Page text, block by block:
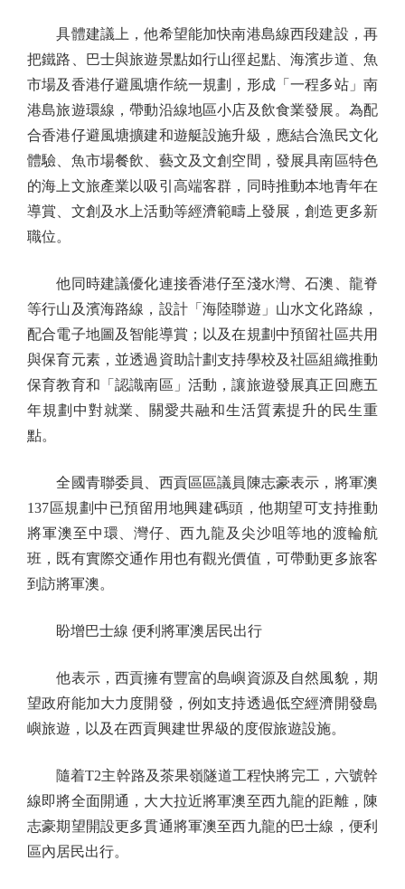
具體建議上，他希望能加快南港島線西段建設，再
把鐵路、巴士與旅遊景點如行山徑起點、海濱步道、魚
市場及香港仔避風塘作統一規劃，形成「一程多站」南
港島旅遊環線，帶動沿線地區小店及飲食業發展。為配
合香港仔避風塘擴建和遊艇設施升級，應結合漁民文化
體驗、魚市場餐飲、藝文及文創空間，發展具南區特色
的海上文旅產業以吸引高端客群，同時推動本地青年在
導賞、文創及水上活動等經濟範疇上發展，創造更多新
職位。
他同時建議優化連接香港仔至淺水灣、石澳、龍脊
等行山及濱海路線，設計「海陸聯遊」山水文化路線，
配合電子地圖及智能導賞；以及在規劃中預留社區共用
與保育元素，並透過資助計劃支持學校及社區組織推動
保育教育和「認識南區」活動，讓旅遊發展真正回應五
年規劃中對就業、關愛共融和生活質素提升的民生重
點。
全國青聯委員、西貢區區議員陳志豪表示，將軍澳
137區規劃中已預留用地興建碼頭，他期望可支持推動
將軍澳至中環、灣仔、西九龍及尖沙咀等地的渡輪航
班，既有實際交通作用也有觀光價值，可帶動更多旅客
到訪將軍澳。
盼增巴士線 便利將軍澳居民出行
他表示，西貢擁有豐富的島嶼資源及自然風貌，期
望政府能加大力度開發，例如支持透過低空經濟開發島
嶼旅遊，以及在西貢興建世界級的度假旅遊設施。
隨着T2主幹路及茶果嶺隧道工程快將完工，六號幹
線即將全面開通，大大拉近將軍澳至西九龍的距離，陳
志豪期望開設更多貫通將軍澳至西九龍的巴士線，便利
區內居民出行。